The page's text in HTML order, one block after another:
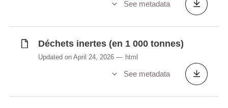
See metadata
Déchets inertes (en 1 000 tonnes)
Updated on April 24, 2026 html
See metadata